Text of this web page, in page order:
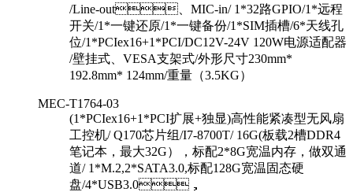
/Line-out、MIC-in/ 1*32路GPIO/1*远程
开关/1*一键还原/1*一键备份/1*SIM插槽/6*天线孔
位/1*PCIex16+1*PCI/DC12V-24V 120W电源适配器
/壁挂式、VESA支架式/外形尺寸230mm*
192.8mm* 124mm/重量（3.5KG）
MEC-T1764-03
(1*PCIex16+1*PCI扩展+独显)高性能紧凑型无风扇
工控机/ Q170芯片组/I7-8700T/ 16G(板载2槽DDR4
笔记本，最大32G），标配2*8G宽温内存，做双通
道/ 1*M.2,2*SATA3.0,标配128G宽温固态硬
盘/4*USB3.0，